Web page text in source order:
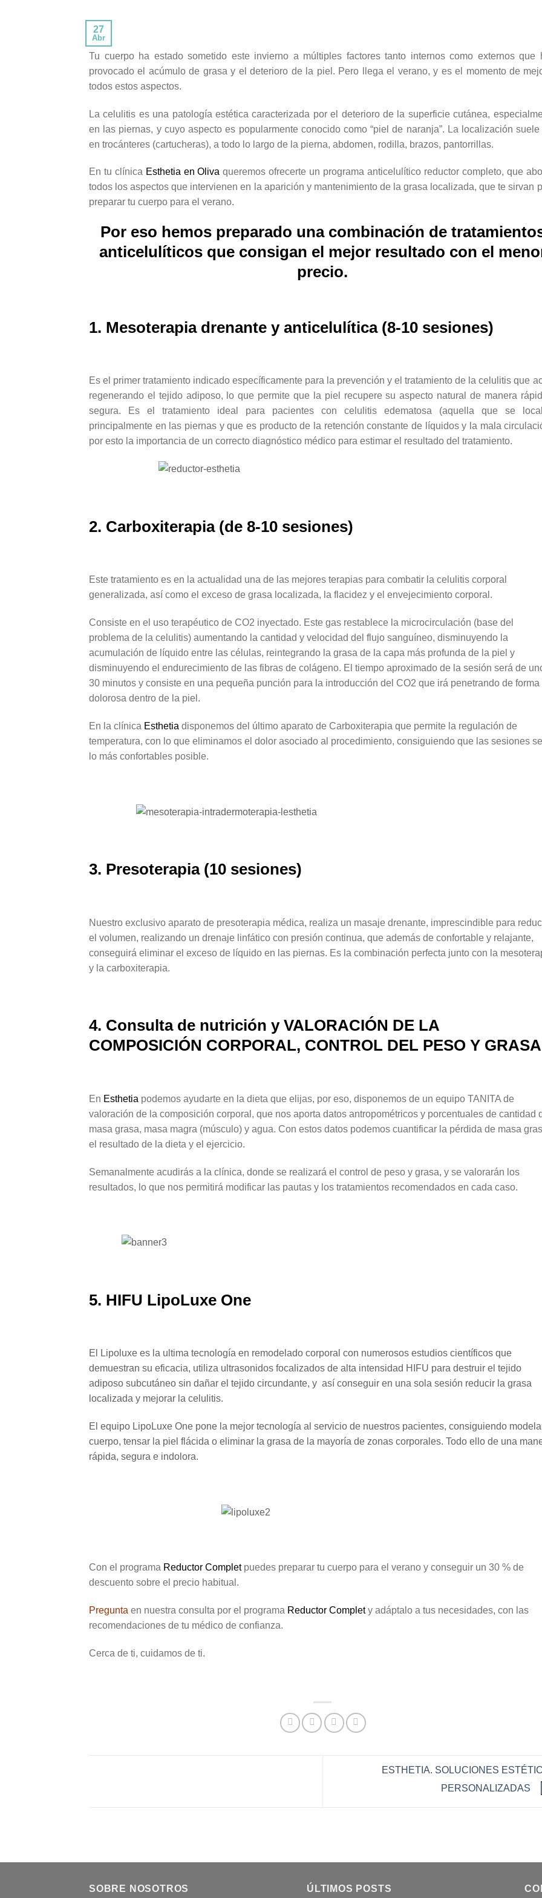
27
Abr
Tu cuerpo ha estado sometido este invierno a múltiples factores tanto internos como externos que
provocado el acúmulo de grasa y el deterioro de la piel. Pero llega el verano, y es el momento de
todos estos aspectos.
La celulitis es una patología estética caracterizada por el deterioro de la superficie cutánea,
en las piernas, y cuyo aspecto es popularmente conocido como “piel de naranja”. La localización suele
en trocánteres (cartucheras), a todo lo largo de la pierna, abdomen, rodilla, brazos, pantorrillas.
En tu clínica Esthetia en Oliva queremos ofrecerte un programa anticelulítico reductor completo, que
todos los aspectos que intervienen en la aparición y mantenimiento de la grasa localizada, que te sirvan
preparar tu cuerpo para el verano.
Por eso hemos preparado una combinación de
anticelulíticos que consigan el mejor resultado con el
precio.
1. Mesoterapia drenante y anticelulítica (8-10 sesiones)
Es el primer tratamiento indicado específicamente para la prevención y el tratamiento de la celulitis que
regenerando el tejido adiposo, lo que permite que la piel recupere su aspecto natural de manera
segura. Es el tratamiento ideal para pacientes con celulitis edematosa (aquella que se
principalmente en las piernas y que es producto de la retención constante de líquidos y la mala
por esto la importancia de un correcto diagnóstico médico para estimar el resultado del tratamiento.
2. Carboxiterapia (de 8-10 sesiones)
Este tratamiento es en la actualidad una de las mejores terapias para combatir la celulitis corporal
generalizada, así como el exceso de grasa localizada, la flacidez y el envejecimiento corporal.
Consiste en el uso terapéutico de CO2 inyectado. Este gas restablece la microcirculación (base del
problema de la celulitis) aumentando la cantidad y velocidad del flujo sanguíneo, disminuyendo la
acumulación de líquido entre las células, reintegrando la grasa de la capa más profunda de la piel y
disminuyendo el endurecimiento de las fibras de colágeno. El tiempo aproximado de la sesión será de
30 minutos y consiste en una pequeña punción para la introducción del CO2 que irá penetrando de forma
dolorosa dentro de la piel.
En la clínica Esthetia disponemos del último aparato de Carboxiterapia que permite la regulación de
temperatura, con lo que eliminamos el dolor asociado al procedimiento, consiguiendo que las sesiones
lo más confortables posible.
3. Presoterapia (10 sesiones)
Nuestro exclusivo aparato de presoterapia médica, realiza un masaje drenante, imprescindible para
el volumen, realizando un drenaje linfático con presión continua, que además de confortable y relajante,
conseguirá eliminar el exceso de líquido en las piernas. Es la combinación perfecta junto con la
y la carboxiterapia.
4. Consulta de nutrición y VALORACIÓN DE LA
COMPOSICIÓN CORPORAL, CONTROL DEL PESO Y GRASA
En Esthetia podemos ayudarte en la dieta que elijas, por eso, disponemos de un equipo TANITA de
valoración de la composición corporal, que nos aporta datos antropométricos y porcentuales de cantidad
masa grasa, masa magra (músculo) y agua. Con estos datos podemos cuantificar la pérdida de masa
el resultado de la dieta y el ejercicio.
Semanalmente acudirás a la clínica, donde se realizará el control de peso y grasa, y se valorarán los
resultados, lo que nos permitirá modificar las pautas y los tratamientos recomendados en cada caso.
5. HIFU LipoLuxe One
El Lipoluxe es la ultima tecnología en remodelado corporal con numerosos estudios científicos que
demuestran su eficacia, utiliza ultrasonidos focalizados de alta intensidad HIFU para destruir el tejido
adiposo subcutáneo sin dañar el tejido circundante, y así conseguir en una sola sesión reducir la grasa
localizada y mejorar la celulitis.
El equipo LipoLuxe One pone la mejor tecnología al servicio de nuestros pacientes, consiguiendo
cuerpo, tensar la piel flácida o eliminar la grasa de la mayoría de zonas corporales. Todo ello de una
rápida, segura e indolora.
Con el programa Reductor Completpuedes preparar tu cuerpo para el verano y conseguir un 30 % de
descuento sobre el precio habitual.
Pregunta en nuestra consulta por el programa Reductor Complety adáptalo a tus necesidades, con las
recomendaciones de tu médico de confianza.
Cerca de ti, cuidamos de ti.
ESTHETIA. SOLUCIONES
PERSONALIZADAS
SOBRE NOSOTROS ÚLTIMOS POSTS